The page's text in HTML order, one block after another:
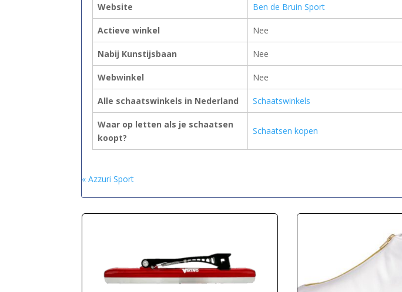
Website Ben de Bruin Sport
Actieve winkel Nee
Nabij Kunstijsbaan Nee
Webwinkel Nee
Alle schaatswinkels in Nederland Schaatswinkels
Waar op letten als je schaatsen
koopt?
Schaatsen kopen
« Azzuri Sport